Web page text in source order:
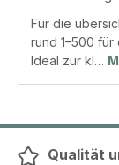
Für die
rund 1–500 für
Ideal zur kl…
Qualität